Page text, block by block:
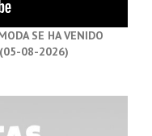
SE HA VENIDO
(05-08-2026)